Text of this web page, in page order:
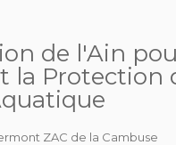
de l'Ain
la Protection
ZAC de la Cambuse